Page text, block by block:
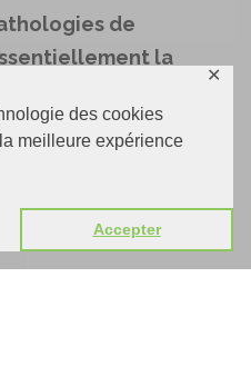
des cookies
meilleure expérience
Accepter
✕
de
la
relatives
des rotateurs.